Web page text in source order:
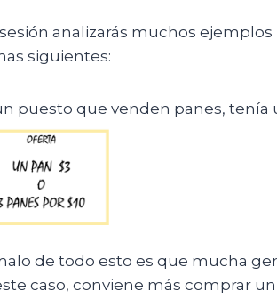
analizarás muchos
siguientes:
puesto que venden panes,
de todo esto es que mucha
caso, conviene más comprar